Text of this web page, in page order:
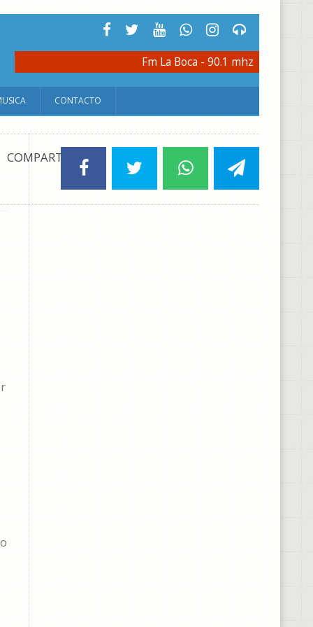
Fm La Boca - 90.1 mhz
CONTACTO
COMPARTIR: